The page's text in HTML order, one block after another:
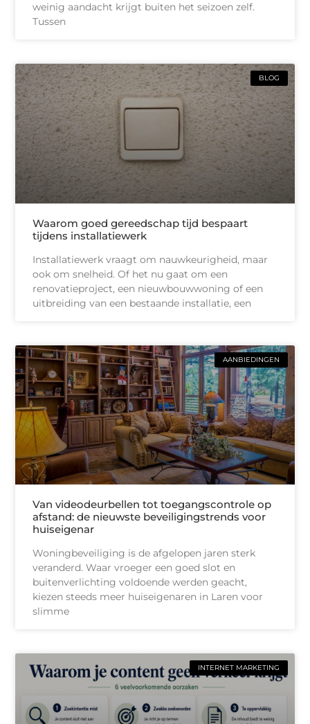
weinig aandacht krijgt buiten het seizoen zelf.
Tussen
BLOG
Waarom goed gereedschap tijd bespaart
tijdens installatiewerk
Installatiewerk vraagt om nauwkeurigheid, maar
ook om snelheid. Of het nu gaat om een
renovatieproject, een nieuwbouwwoning of een
uitbreiding van een bestaande installatie, een
AANBIEDINGEN
Van videodeurbellen tot toegangscontrole op
afstand: de nieuwste beveiligingstrends voor
huiseigenar
Woningbeveiliging is de afgelopen jaren sterk
veranderd. Waar vroeger een goed slot en
buitenverlichting voldoende werden geacht,
kiezen steeds meer huiseigenaren in Laren voor
slimme
INTERNET MARKETING